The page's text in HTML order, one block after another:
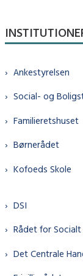
Ankestyrelsen
Social- og
Familieretshuset
Børnerådet
Kofoeds Skole
DSI
Rådet for
Det Centrale